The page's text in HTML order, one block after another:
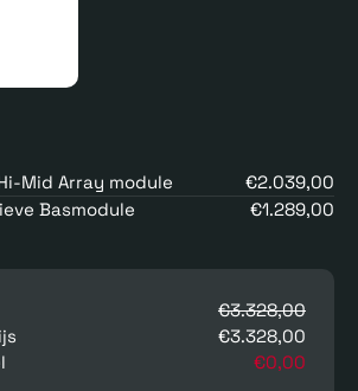
Mid Array module
€2.039,00
Basmodule
€1.289,00
€3.328,00
€3.328,00
€0,00